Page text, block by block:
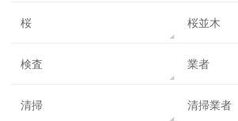
桜 桜並木
検査 業者
清掃 清掃業者